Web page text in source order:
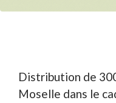
Distribution de
Moselle dans le